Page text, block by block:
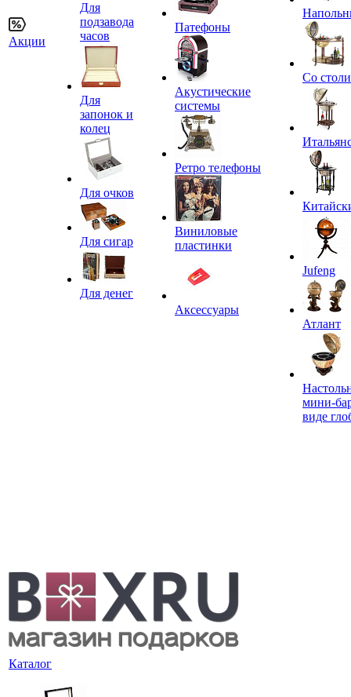
Акции
Для
подзавода
часов
Для
запонок и
колец
Для очков
Для сигар
Для денег
Патефоны
Акустические
системы
Ретро телефоны
Виниловые
пластинки
Аксессуары
Со
Jufeng
Атлант
мини-
виде
Каталог